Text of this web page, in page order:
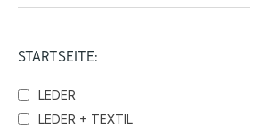
STARTSEITE:
LEDER
LEDER + TEXTIL